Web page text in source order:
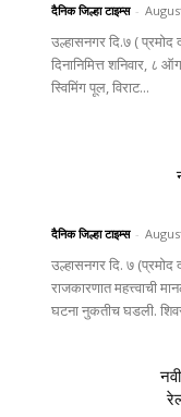
दैनिक जिल्हा टाइम्स -
उल्हासनगर दि.७ ( प्रमोद
दिनानिमित्त शनिवार, ८
स्विमिंग पूल, विराट...
दैनिक जिल्हा टाइम्स -
उल्हासनगर दि. ७ (प्रमोद
राजकारणात महत्त्वाची
घटना नुकतीच घडली.